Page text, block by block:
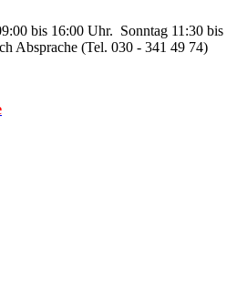
bis 16:00 Uhr. Sonntag 11:30 bis
Absprache (Tel. 030 - 341 49 74)